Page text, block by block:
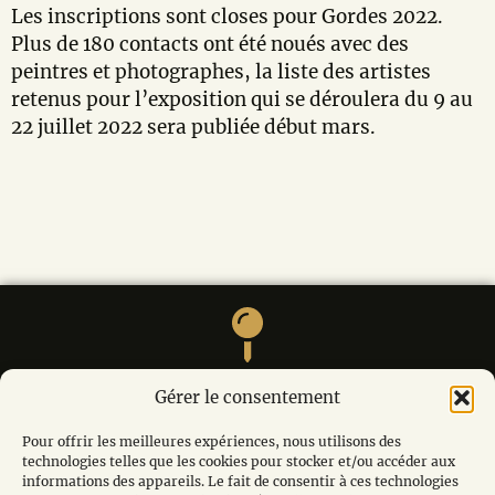
Gérer le consentement
Pour offrir les meilleures expériences, nous utilisons des
technologies telles que les cookies pour stocker et/ou accéder aux
informations des appareils. Le fait de consentir à ces technologies
Les inscriptions sont closes pour Gordes 2022.
Plus de 180 contacts ont été noués avec des
peintres et photographes, la liste des artistes
retenus pour l’exposition qui se déroulera du 9 au
22 juillet 2022 sera publiée début mars.
M. André MODOT, La calade, Le village, 84220
LIOUX